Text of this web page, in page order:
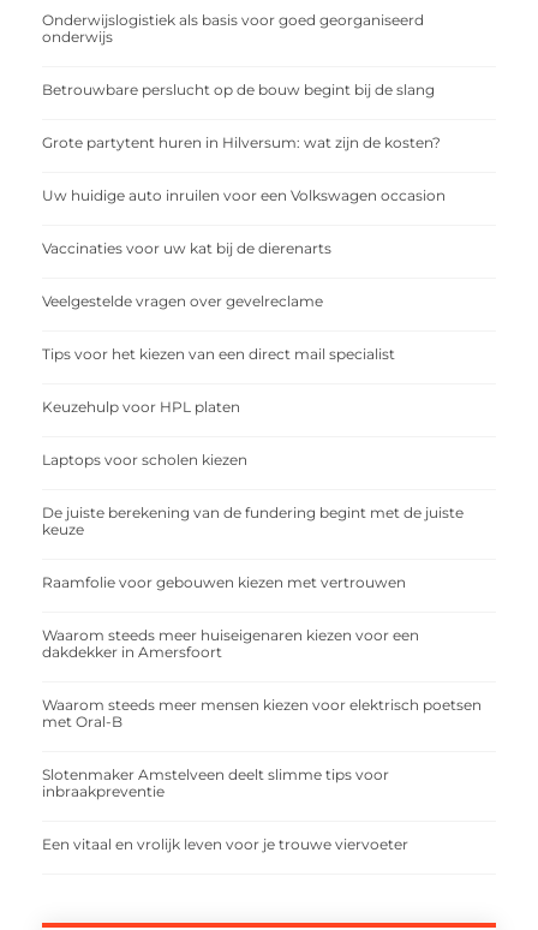
Onderwijslogistiek als basis voor goed georganiseerd
onderwijs
Betrouwbare perslucht op de bouw begint bij de slang
Grote partytent huren in Hilversum: wat zijn de kosten?
Uw huidige auto inruilen voor een Volkswagen occasion
Vaccinaties voor uw kat bij de dierenarts
Veelgestelde vragen over gevelreclame
Tips voor het kiezen van een direct mail specialist
Keuzehulp voor HPL platen
Laptops voor scholen kiezen
De juiste berekening van de fundering begint met de juiste
keuze
Raamfolie voor gebouwen kiezen met vertrouwen
Waarom steeds meer huiseigenaren kiezen voor een
dakdekker in Amersfoort
Waarom steeds meer mensen kiezen voor elektrisch poetsen
met Oral-B
Slotenmaker Amstelveen deelt slimme tips voor
inbraakpreventie
Een vitaal en vrolijk leven voor je trouwe viervoeter